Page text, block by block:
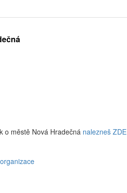
o městě Nová Hradečná nalezneš ZDE